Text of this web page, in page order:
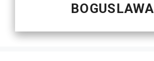
BOGUSLAWA